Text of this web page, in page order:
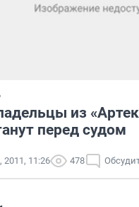
из
перед судом
2011, 11:26 478